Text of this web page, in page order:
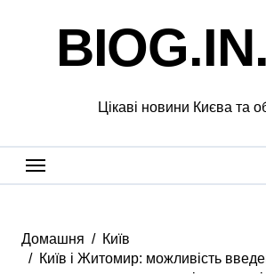
Цікаві новини Києва та
Домашня
Київ
Київ і Житомир: можливість